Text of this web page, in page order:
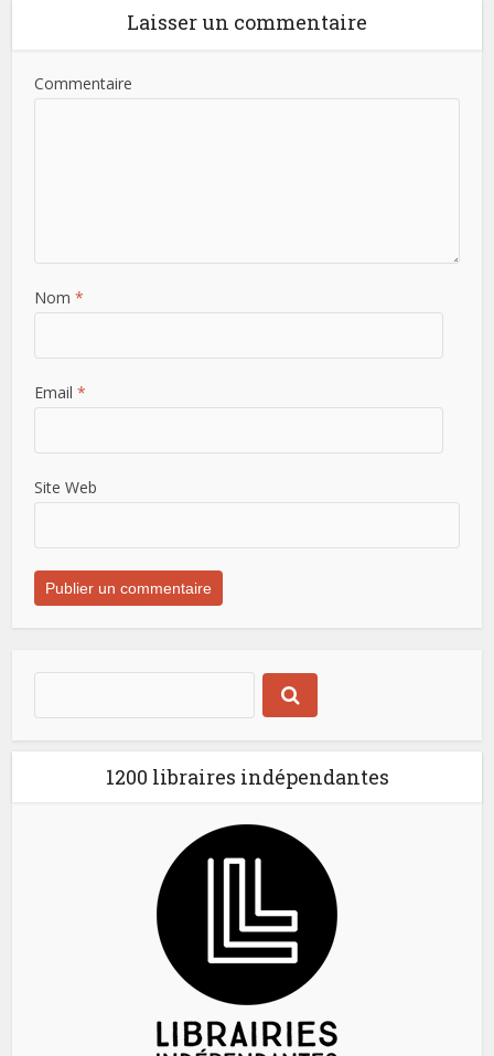
Laisser un commentaire
Commentaire
Nom *
Email *
Site Web
1200 libraires indépendantes